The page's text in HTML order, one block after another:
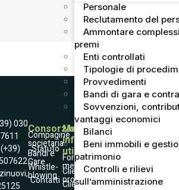
Personale
Reclutamento del
Ammontare
premi
Enti controllati
Tipologie di
Provvedimenti
Bandi di gara e
Sovvenzioni,
vantaggi economici
Bilanci
Beni immobili e
patrimonio
Controlli e rilievi
sull’amministrazione
030Consorzio
Compagine
societaria
Statuto
Bandi e
Gare
Whistle­
blowing
Contatti
Mercato
Informazioni
utili
Fornitori
merce
Clienti
professionali
Clienti
Società
Trasparente
Accessibilità
Informativa
Raccolta dati